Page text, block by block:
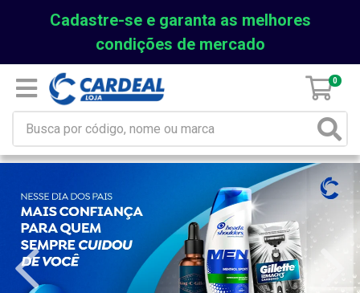
Cadastre-se e garanta as melhores
condições de mercado
0